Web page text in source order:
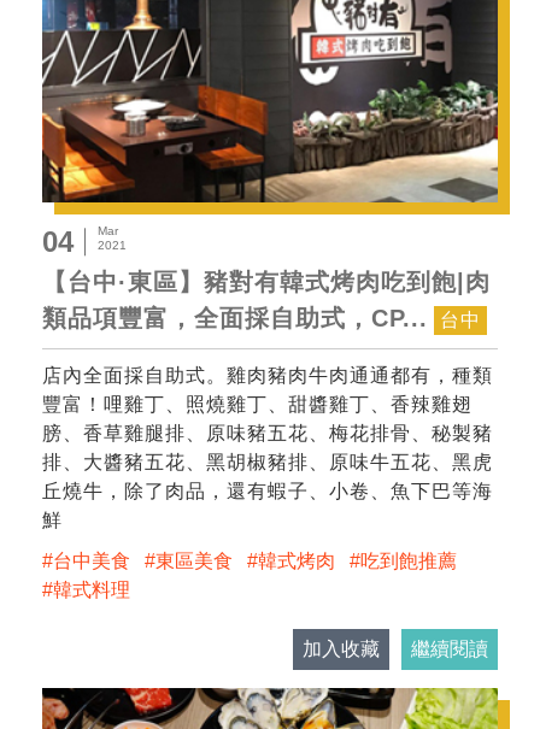
04
Mar
2021
【台中·東區】豬對有韓式烤肉吃到飽|肉
類品項豐富，全面採自助式，CP...
台中
店內全面採自助式。雞肉豬肉牛肉通通都有，種類
豐富！哩雞丁、照燒雞丁、甜醬雞丁、香辣雞翅
膀、香草雞腿排、原味豬五花、梅花排骨、秘製豬
排、大醬豬五花、黑胡椒豬排、原味牛五花、黑虎
丘燒牛，除了肉品，還有蝦子、小卷、魚下巴等海
鮮
台中美食
東區美食 韓式烤肉
吃到飽推薦
韓式料理
加入收藏 繼續閱讀